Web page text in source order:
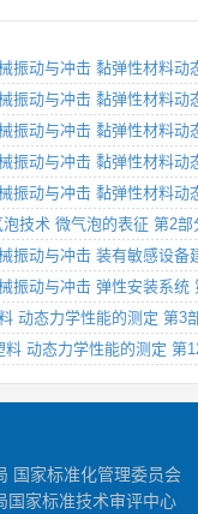
振动与冲击 黏弹性材料动
振动与冲击 黏弹性材料动
振动与冲击 黏弹性材料动
振动与冲击 黏弹性材料动
振动与冲击 黏弹性材料
技术 微气泡的表征 第2
振动与冲击 装有敏感设备
振动与冲击 弹性安装系
动态力学性能的测定 第3
动态力学性能的测定 第
国家标准化管理委员会
国家标准技术审评中心